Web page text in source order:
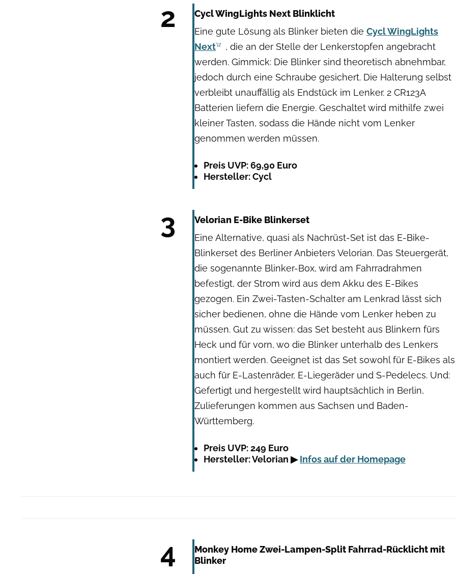
2
Cycl WingLights Next Blinklicht
Eine gute Lösung als Blinker bieten die Cycl WingLights
Next
, die an der Stelle der Lenkerstopfen angebracht
werden. Gimmick: Die Blinker sind theoretisch abnehmbar,
jedoch durch eine Schraube gesichert. Die Halterung selbst
verbleibt unauffällig als Endstück im Lenker. 2 CR123A
Batterien liefern die Energie. Geschaltet wird mithilfe zwei
kleiner Tasten, sodass die Hände nicht vom Lenker
genommen werden müssen.
Preis UVP: 69,90 Euro
Hersteller: Cycl
3
Velorian E-Bike Blinkerset
Eine Alternative, quasi als Nachrüst-Set ist das E-Bike-
Blinkerset des Berliner Anbieters Velorian. Das Steuergerät,
die sogenannte Blinker-Box, wird am Fahrradrahmen
befestigt, der Strom wird aus dem Akku des E-Bikes
gezogen. Ein Zwei-Tasten-Schalter am Lenkrad lässt sich
sicher bedienen, ohne die Hände vom Lenker heben zu
müssen. Gut zu wissen: das Set besteht aus Blinkern fürs
Heck und für vorn, wo die Blinker unterhalb des Lenkers
montiert werden. Geeignet ist das Set sowohl für E-Bikes als
auch für E-Lastenräder, E-Liegeräder und S-Pedelecs. Und:
Gefertigt und hergestellt wird hauptsächlich in Berlin,
Zulieferungen kommen aus Sachsen und Baden-
Württemberg.
Preis UVP: 249 Euro
Hersteller: Velorian ▶Infos auf der Homepage
4
Monkey Home Zwei-Lampen-Split Fahrrad-Rücklicht mit
Blinker